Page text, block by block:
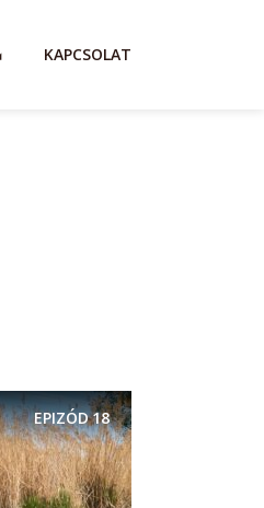
KAPCSOLAT
EPIZÓD18